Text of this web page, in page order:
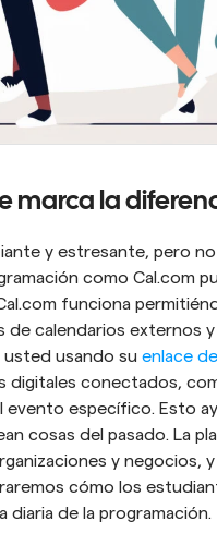
marca la
y estresante, pero
como Cal.com
funciona
de calendarios externos
usted usando su enlace
digitales conectados,
evento específico. Esto
cosas del pasado. La
y negocios,
cómo los
diaria de la programación.